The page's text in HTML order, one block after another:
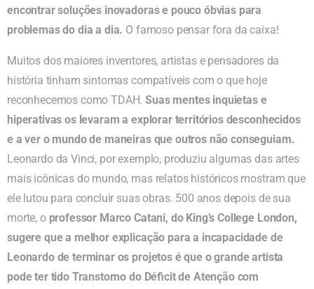
encontrar soluções inovadoras e pouco óbvias para
problemas do dia a dia. O famoso pensar fora da caixa!
Muitos dos maiores inventores, artistas e pensadores da
história tinham sintomas compatíveis com o que hoje
reconhecemos como TDAH.Suas mentes inquietas e
hiperativas os levaram a explorar territórios desconhecidos
e a ver o mundo de maneiras que outros não conseguiam.
Leonardo da Vinci, por exemplo, produziu algumas das artes
mais icônicas do mundo, mas relatos históricos mostram que
ele lutou para concluir suas obras. 500 anos depois de sua
morte, o professor Marco Catani, do King’s College London,
sugere que a melhor explicação para a incapacidade de
Leonardo de terminar os projetos é que o grande artista
pode ter tido Transtorno do Déficit de Atenção com